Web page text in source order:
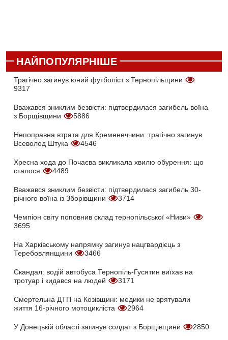
НАЙПОПУЛЯРНІШЕ
Трагічно загинув юний футболіст з Тернопільщини
9317
Вважався зниклим безвісти: підтвердилася загибель воїна
з Борщівщини
5886
Непоправна втрата для Кременеччини: трагічно загинув
Всеволод Штука
4546
Хресна хода до Почаєва викликала хвилю обурення: що
сталося
4489
Вважався зниклим безвісти: підтвердилася загибель 30-
річного воїна із Зборівщини
3714
Чемпіон світу поповнив склад тернопільської «Ниви»
3695
На Харківському напрямку загинув нацгвардієць з
Теребовлянщини
3466
Скандал: водій автобуса Тернопіль-Гусятин виїхав на
тротуар і кидався на людей
3171
Смертельна ДТП на Козівщині: медики не врятували
життя 16-річного мотоцикліста
2964
У Донецькій області загинув солдат з Борщівщини 2850